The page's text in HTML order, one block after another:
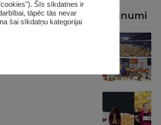
Jaunumi
Šīs sīkdatnes ir
tāpēc tās nevar
šai sīkdatņu kategorijai